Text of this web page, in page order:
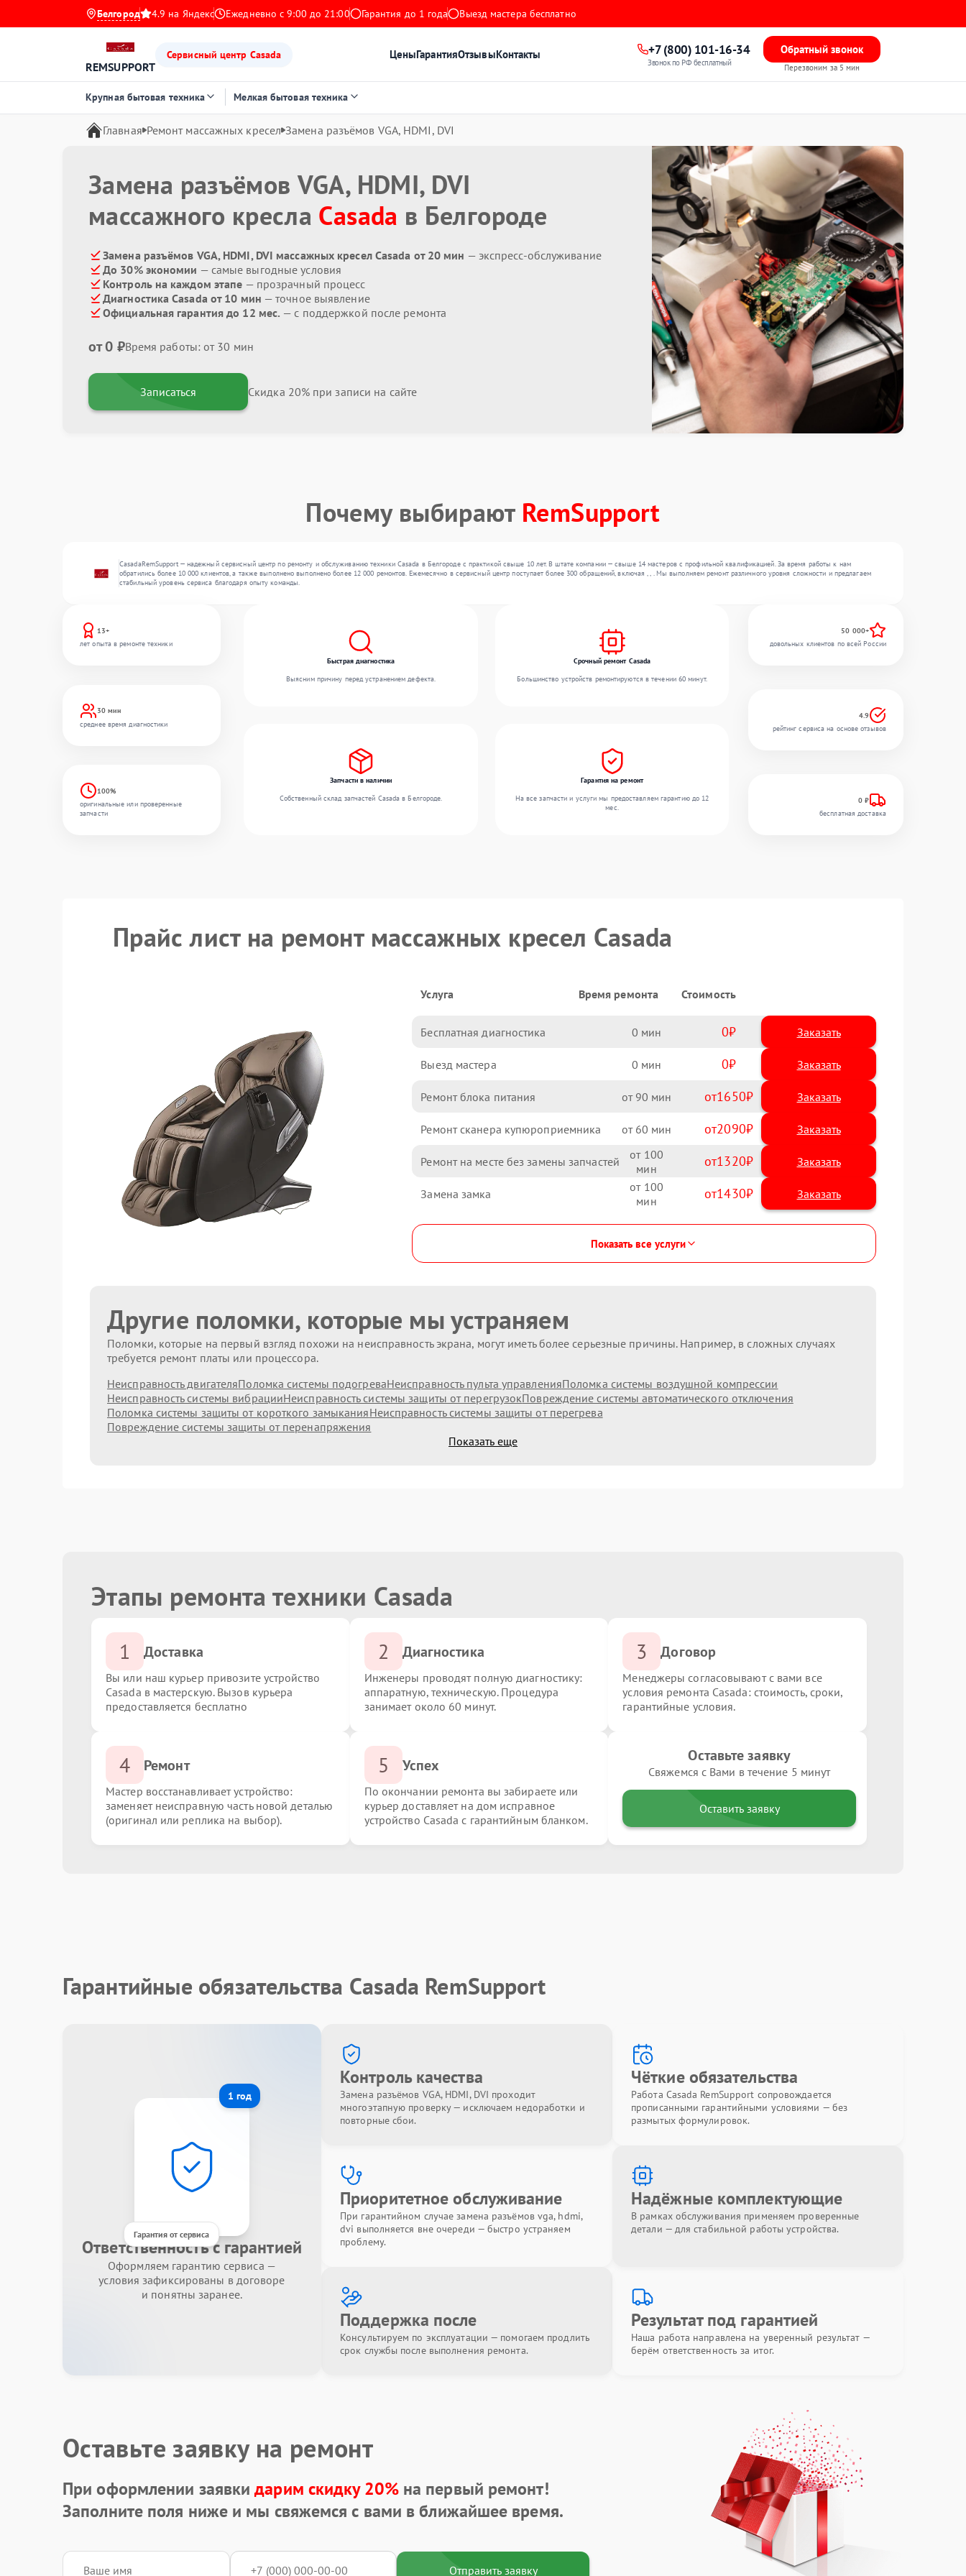
Белгород 4.9 на Яндекс Ежедневно с 9:00 до 21:00 Гарантия до 1 года Выезд мастера бесплатно
REMSUPPORT
Сервисный центр Casada ЦеныГарантияОтзывыКонтакты +7 (800) 101-16-34
Звонок по РФ бесплатный
Обратный звонок
Перезвоним за 5 мин
Крупная бытовая техника Мелкая бытовая техника
Главная Ремонт массажных кресел Замена разъёмов VGA, HDMI, DVI
Замена разъёмов VGA, HDMI, DVI
массажного кресла Casada в Белгороде
Замена разъёмов VGA, HDMI, DVI массажных кресел Casada от 20 мин — экспресс-обслуживание
До 30% экономии — самые выгодные условия
Контроль на каждом этапе — прозрачный процесс
Диагностика Casada от 10 мин — точное выявление
Официальная гарантия до 12 мес. — с поддержкой после ремонта
от 0 ₽Время работы: от 30 мин
Записаться Скидка 20% при записи на сайте
Почему выбирают RemSupport
CasadaRemSupport — надежный сервисный центр по ремонту и обслуживанию техники Casada в Белгороде с практикой свыше 10 лет. В штате компании — свыше 14 мастеров с профильной квалификацией. За время работы к нам
обратились более 10 000 клиентов, а также выполнено выполнено более 12 000 ремонтов. Ежемесячно в сервисный центр поступает более 300 обращений, включая , , . Мы выполняем ремонт различного уровня сложности и предлагаем
стабильный уровень сервиса благодаря опыту команды.
13+
лет опыта в ремонте техники
30 мин
среднее время диагностики
100%
оригинальные или проверенные
запчасти
Быстрая диагностика
Выясним причину перед устранением дефекта.
Срочный ремонт Casada
Большинство устройств ремонтируются в течении 60 минут.
Запчасти в наличии
Собственный склад запчастей Casada в Белгороде.
Гарантия на ремонт
На все запчасти и услуги мы предоставляем гарантию до 12
мес.
50 000+
довольных клиентов по всей России
4.9
рейтинг сервиса на основе отзывов
0 ₽
бесплатная доставка
Прайс лист на ремонт массажных кресел Casada
Услуга Время ремонта Стоимость
Бесплатная диагностика 0 0 Заказать
Выезд мастера 0 0 Заказать
Ремонт блока питания 90 1650
Ремонт сканера купюроприемника 60 2090
Ремонт на месте без замены запчастей 100 1320
Замена замка 100 1430
Показать все услуги
Другие поломки, которые мы устраняем
Поломки, которые на первый взгляд похожи на неисправность экрана, могут иметь более серьезные причины. Например, в сложных случаях
требуется ремонт платы или процессора.
Неисправность двигателяПоломка системы подогреваНеисправность пульта управленияПоломка системы воздушной компрессии
Неисправность системы вибрацииНеисправность системы защиты от перегрузокПовреждение системы автоматического отключения
Поломка системы защиты от короткого замыканияНеисправность системы защиты от перегрева
Повреждение системы защиты от перенапряжения
Показать еще
Этапы ремонта техники Casada
1 Доставка
Вы или наш курьер привозите устройство
Casada в мастерскую. Вызов курьера
предоставляется бесплатно
2 Диагностика
Инженеры проводят полную диагностику:
аппаратную, техническую. Процедура
занимает около 60 минут.
3 Договор
Менеджеры согласовывают с вами все
условия ремонта Casada: стоимость, сроки,
гарантийные условия.
4 Ремонт
Мастер восстанавливает устройство:
заменяет неисправную часть новой деталью
(оригинал или реплика на выбор).
5 Успех
По окончании ремонта вы забираете или
курьер доставляет на дом исправное
устройство Casada с гарантийным бланком.
Оставьте заявку
Свяжемся с Вами в течение 5 минут
Оставить заявку
Гарантийные обязательства Casada RemSupport
1 год
Гарантия от сервиса
Ответственность с гарантией
Оформляем гарантию сервиса —
условия зафиксированы в договоре
и понятны заранее.
Контроль качества
Замена разъёмов VGA, HDMI, DVI проходит
многоэтапную проверку — исключаем недоработки и
повторные сбои.
Чёткие обязательства
Работа Casada RemSupport сопровождается
прописанными гарантийными условиями — без
размытых формулировок.
Приоритетное обслуживание
При гарантийном случае замена разъёмов vga, hdmi,
dvi выполняется вне очереди — быстро устраняем
проблему.
Надёжные комплектующие
В рамках обслуживания применяем проверенные
детали — для стабильной работы устройства.
Поддержка после
Консультируем по эксплуатации — помогаем продлить
срок службы после выполнения ремонта.
Результат под гарантией
Наша работа направлена на уверенный результат —
берём ответственность за итог.
Оставьте заявку на ремонт
При оформлении заявкидарим скидку 20%на первый ремонт!
Заполните поля ниже и мы свяжемся с вами в ближайшее время.
Отправить заявку